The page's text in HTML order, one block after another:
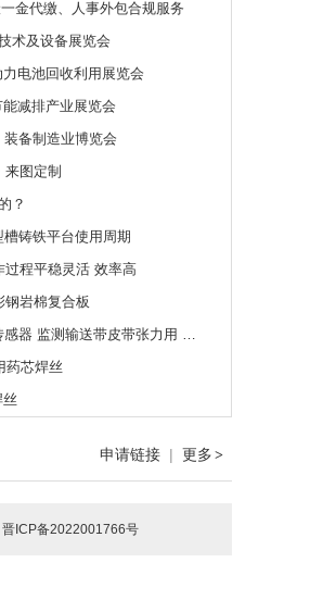
金代缴、人事外包合规服务
术及设备展览会
电池回收利用展览会
减排产业展览会
备制造业博览会
图定制
？
铸铁平台使用周期
过程平稳灵活 效率高
钢岩棉复合板
监测输送带皮带张力用 使用可靠
药芯焊丝
丝
申请链接 | 更多 >
晋ICP备2022001766号